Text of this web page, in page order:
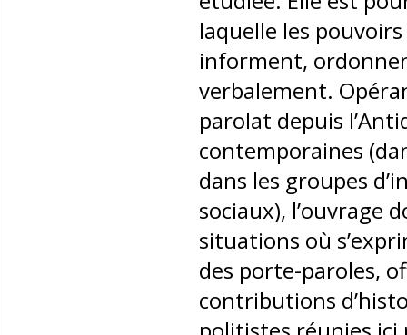
laquelle les
informent,
verbalement.
parolat depuis
contemporaines
dans les groupes
sociaux), l’ouvrage
situations où
des porte-paroles,
contributions